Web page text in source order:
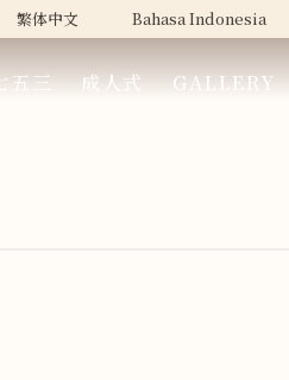
五三 成人式 GALLERY
繁体中文 Bahasa Indonesia